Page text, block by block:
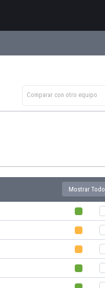
Comparar con otro equipo
Mostrar Todo